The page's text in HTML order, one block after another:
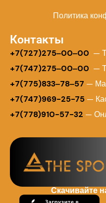
Политика
Контакты
+7(727)275‒00‒00 —
+7(747)275‒00‒00 —
+7(775)833‒78‒57 —
+7(747)969-25-75 —
+7(778)910-57-32 —
Скачивайте